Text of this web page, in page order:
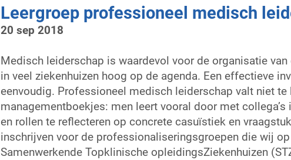
Leergroep professioneel medisch
20 sep 2018
Medisch leiderschap is waardevol voor de organisatie
in veel ziekenhuizen hoog op de agenda. Een effectieve
eenvoudig. Professioneel medisch leiderschap valt niet te
managementboekjes: men leert vooral door met
en rollen te reflecteren op concrete casuïstiek en
inschrijven voor de professionaliseringsgroepen die wij
Samenwerkende Topklinische opleidingsZiekenhuizen